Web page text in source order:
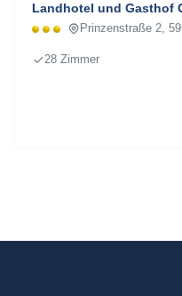
Landhotel und Gasthof
Prinzenstraße 2,
28 Zimmer